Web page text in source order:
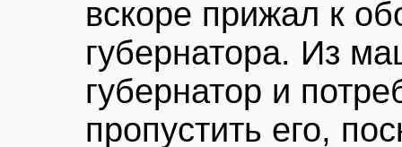
вскоре прижал к
губернатора. Из
губернатор и
пропустить его,